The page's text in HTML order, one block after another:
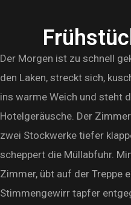
Der Morgen ist zu schnell
den Laken, streckt sich,
ins warme Weich und steht
Hotelgeräusche. Der
zwei Stockwerke tiefer
scheppert die Müllabfuhr.
Zimmer, übt auf der Treppe
Stimmengewirr tapfer